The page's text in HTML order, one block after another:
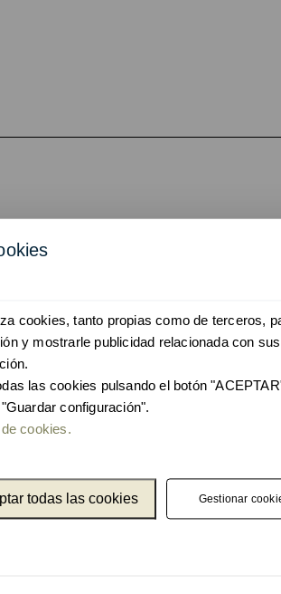
y sostenibilidad
se han diseñado con un estudio
de producción.
son de origen reciclado en un alto
cookies, tanto propias como de terceros,
y mostrarle publicidad relacionada con
las cookies pulsando el botón
configuración".
cookies.
todas las cookies Gestionar